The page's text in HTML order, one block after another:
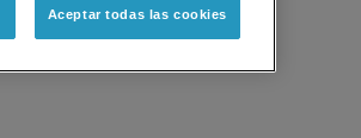
Aceptar todas las cookies